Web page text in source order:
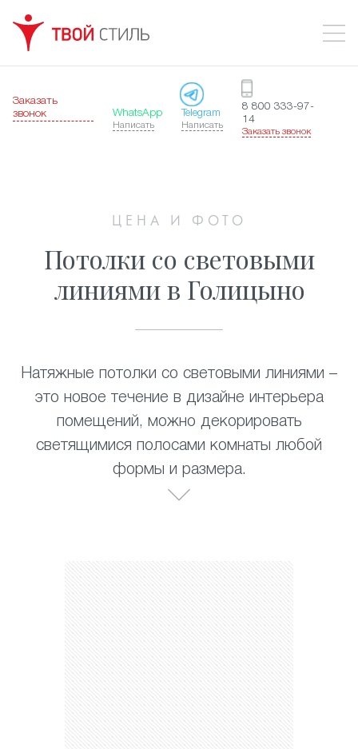
Заказать
звонок
WhatsApp
Написать
Telegram
Написать
8 800 333-97-
14
Заказать звонок
ЦЕНА И ФОТО
Потолки со световыми
линиями в Голицыно
Натяжные потолки со световыми линиями –
это новое течение в дизайне интерьера
помещений, можно декорировать
светящимися полосами комнаты любой
формы и размера.